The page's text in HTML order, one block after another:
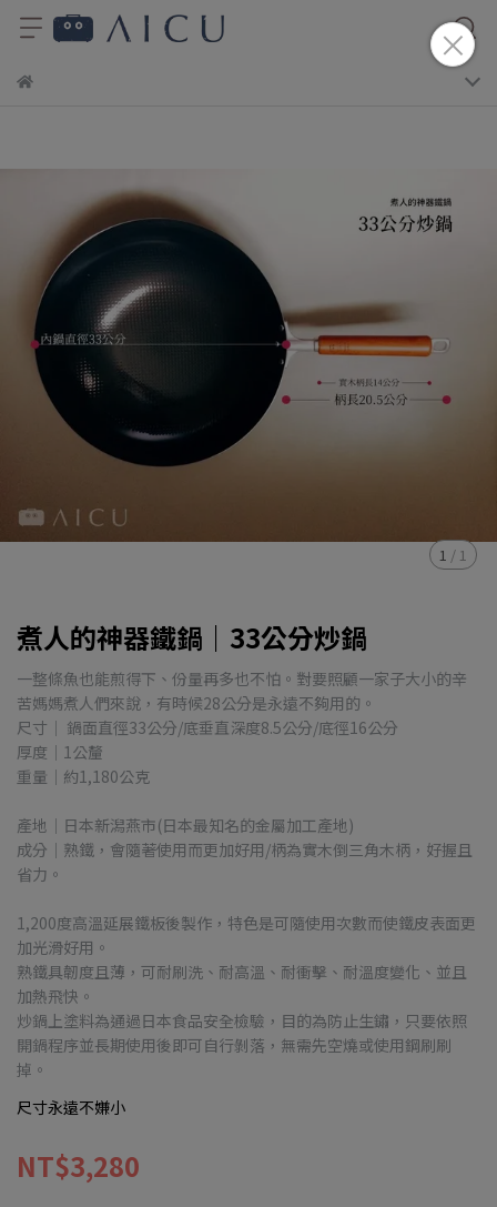
1 / 1
煮人的神器鐵鍋｜33公分炒鍋
一整條魚也能煎得下、份量再多也不怕。對要照顧一家子大小的辛
苦媽媽煮人們來說，有時候28公分是永遠不夠用的。
尺寸｜ 鍋面直徑33公分/底垂直深度8.5公分/底徑16公分
厚度｜1公釐
重量｜約1,180公克
產地｜日本新潟燕市(日本最知名的金屬加工產地)
成分｜熟鐵，會隨著使用而更加好用/柄為實木倒三角木柄，好握且
省力。
1,200度高溫延展鐵板後製作，特色是可隨使用次數而使鐵皮表面更
加光滑好用。
熟鐵具韌度且薄，可耐刷洗、耐高溫、耐衝擊、耐溫度變化、並且
加熱飛快。
炒鍋上塗料為通過日本食品安全檢驗，目的為防止生鏽，只要依照
開鍋程序並長期使用後即可自行剝落，無需先空燒或使用鋼刷刷
掉。
尺寸永遠不嫌小
NT$3,280